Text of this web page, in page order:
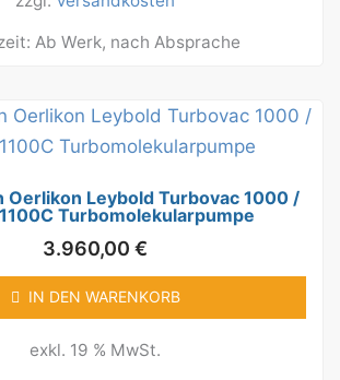
Ab Werk, nach Absprache
Oerlikon Leybold Turbovac 1000 /
Turbomolekularpumpe
3.960,00 €
IN DEN WARENKORB
exkl. 19 % MwSt.